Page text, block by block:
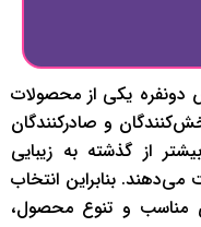
دونفره یکی از محصولات
و صادرکنندگان
از گذشته به زیبایی
بنابراین انتخاب
مناسب و تنوع محصول،